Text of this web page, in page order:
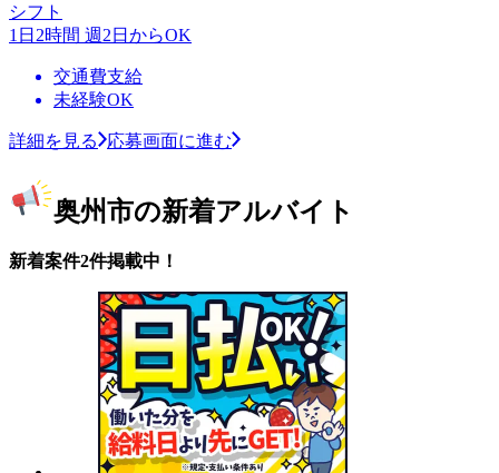
シフト
1日2時間 週2日からOK
交通費支給
未経験OK
詳細を見る 応募画面に進む
奥州市の新着アルバイト
新着案件2件掲載中！